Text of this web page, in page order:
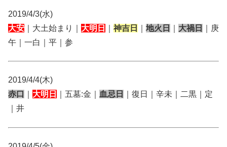
2019/4/3(水)
大安 ｜大土始まり｜ 大明日 神吉日 地火日 大禍日
｜庚
午｜一白｜平｜参
2019/4/4(木)
赤口
大明日 ｜五墓:金｜ 血忌日
｜復日｜辛未｜二黒｜定
｜井